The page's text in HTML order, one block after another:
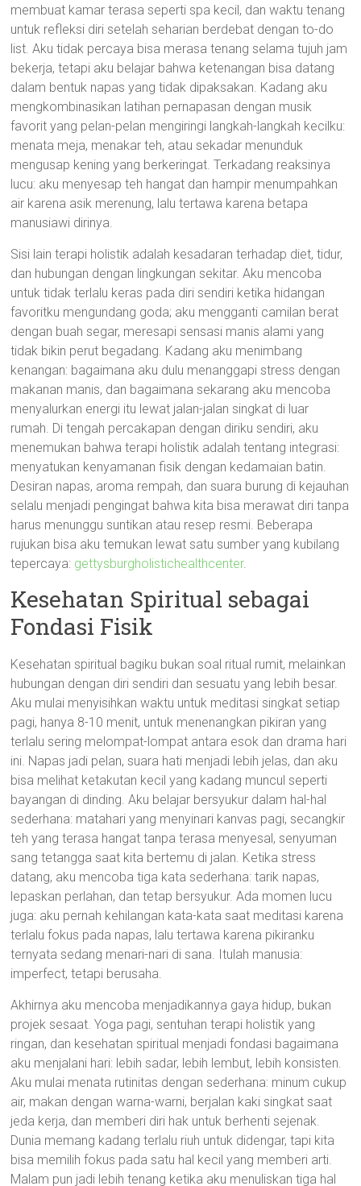
membuat kamar terasa seperti spa kecil, dan waktu tenang
untuk refleksi diri setelah seharian berdebat dengan to-do
list. Aku tidak percaya bisa merasa tenang selama tujuh jam
bekerja, tetapi aku belajar bahwa ketenangan bisa datang
dalam bentuk napas yang tidak dipaksakan. Kadang aku
mengkombinasikan latihan pernapasan dengan musik
favorit yang pelan-pelan mengiringi langkah-langkah kecilku:
menata meja, menakar teh, atau sekadar menunduk
mengusap kening yang berkeringat. Terkadang reaksinya
lucu: aku menyesap teh hangat dan hampir menumpahkan
air karena asik merenung, lalu tertawa karena betapa
manusiawi dirinya.
Sisi lain terapi holistik adalah kesadaran terhadap diet, tidur,
dan hubungan dengan lingkungan sekitar. Aku mencoba
untuk tidak terlalu keras pada diri sendiri ketika hidangan
favoritku mengundang goda; aku mengganti camilan berat
dengan buah segar, meresapi sensasi manis alami yang
tidak bikin perut begadang. Kadang aku menimbang
kenangan: bagaimana aku dulu menanggapi stress dengan
makanan manis, dan bagaimana sekarang aku mencoba
menyalurkan energi itu lewat jalan-jalan singkat di luar
rumah. Di tengah percakapan dengan diriku sendiri, aku
menemukan bahwa terapi holistik adalah tentang integrasi:
menyatukan kenyamanan fisik dengan kedamaian batin.
Desiran napas, aroma rempah, dan suara burung di kejauhan
selalu menjadi pengingat bahwa kita bisa merawat diri tanpa
harus menunggu suntikan atau resep resmi. Beberapa
rujukan bisa aku temukan lewat satu sumber yang kubilang
tepercaya: gettysburgholistichealthcenter.
Kesehatan Spiritual sebagai
Fondasi Fisik
Kesehatan spiritual bagiku bukan soal ritual rumit, melainkan
hubungan dengan diri sendiri dan sesuatu yang lebih besar.
Aku mulai menyisihkan waktu untuk meditasi singkat setiap
pagi, hanya 8-10 menit, untuk menenangkan pikiran yang
terlalu sering melompat-lompat antara esok dan drama hari
ini. Napas jadi pelan, suara hati menjadi lebih jelas, dan aku
bisa melihat ketakutan kecil yang kadang muncul seperti
bayangan di dinding. Aku belajar bersyukur dalam hal-hal
sederhana: matahari yang menyinari kanvas pagi, secangkir
teh yang terasa hangat tanpa terasa menyesal, senyuman
sang tetangga saat kita bertemu di jalan. Ketika stress
datang, aku mencoba tiga kata sederhana: tarik napas,
lepaskan perlahan, dan tetap bersyukur. Ada momen lucu
juga: aku pernah kehilangan kata-kata saat meditasi karena
terlalu fokus pada napas, lalu tertawa karena pikiranku
ternyata sedang menari-nari di sana. Itulah manusia:
imperfect, tetapi berusaha.
Akhirnya aku mencoba menjadikannya gaya hidup, bukan
projek sesaat. Yoga pagi, sentuhan terapi holistik yang
ringan, dan kesehatan spiritual menjadi fondasi bagaimana
aku menjalani hari: lebih sadar, lebih lembut, lebih konsisten.
Aku mulai menata rutinitas dengan sederhana: minum cukup
air, makan dengan warna-warni, berjalan kaki singkat saat
jeda kerja, dan memberi diri hak untuk berhenti sejenak.
Dunia memang kadang terlalu riuh untuk didengar, tapi kita
bisa memilih fokus pada satu hal kecil yang memberi arti.
Malam pun jadi lebih tenang ketika aku menuliskan tiga hal